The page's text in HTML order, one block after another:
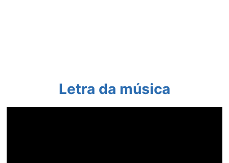
Letra da música